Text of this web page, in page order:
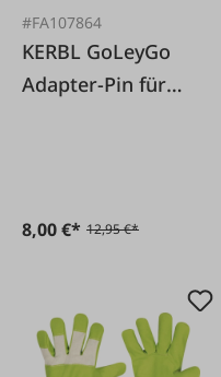
#FA107864
KERBL GoLeyGo
Adapter-Pin für
8,00 €* 12,95 €*